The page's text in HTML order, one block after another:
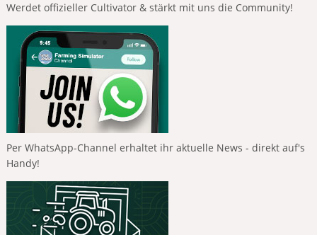
Werdet offizieller Cultivator & stärkt mit uns die Community!
Per WhatsApp-Channel erhaltet ihr aktuelle News - direkt auf's
Handy!